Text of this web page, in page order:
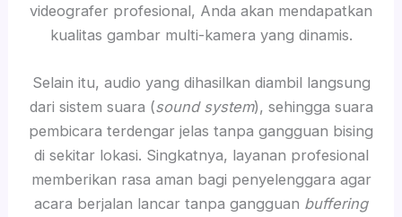
videografer profesional, Anda akan mendapatkan
kualitas gambar multi-kamera yang dinamis.
Selain itu, audio yang dihasilkan diambil langsung
dari sistem suara (sound system), sehingga suara
pembicara terdengar jelas tanpa gangguan bising
di sekitar lokasi. Singkatnya, layanan profesional
memberikan rasa aman bagi penyelenggara agar
acara berjalan lancar tanpa gangguan buffering